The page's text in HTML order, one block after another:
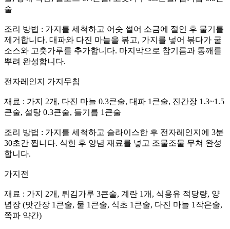
술
조리 방법 : 가지를 세척하고 어슷 썰어 소금에 절인 후 물기를
제거합니다. 대파와 다진 마늘을 볶고, 가지를 넣어 볶다가 굴
소스와 고춧가루를 추가합니다. 마지막으로 참기름과 통깨를
뿌려 완성합니다.
전자레인지 가지무침
재료 : 가지 2개, 다진 마늘 0.3큰술, 대파 1큰술, 진간장 1.3~1.5
큰술, 설탕 0.3큰술, 들기름 1큰술
조리 방법 : 가지를 세척하고 슬라이스한 후 전자레인지에 3분
30초간 찝니다. 식힌 후 양념 재료를 넣고 조물조물 무쳐 완성
합니다.
가지전
재료 : 가지 2개, 튀김가루 3큰술, 계란 1개, 식용유 적당량, 양
념장 (맛간장 1큰술, 물 1큰술, 식초 1큰술, 다진 마늘 1작은술,
쪽파 약간)